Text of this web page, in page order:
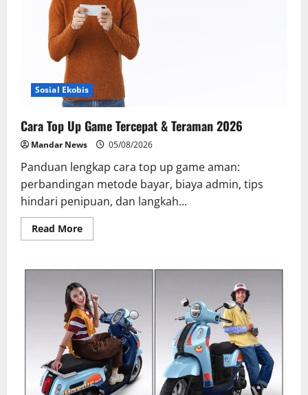
Sosial Ekobis
Cara Top Up Game Tercepat & Teraman 2026
Mandar News 05/08/2026
Panduan lengkap cara top up game aman:
perbandingan metode bayar, biaya admin, tips
hindari penipuan, dan langkah...
Read MoreRead
more
Top
Game
Tercepat
&
Teraman
2026